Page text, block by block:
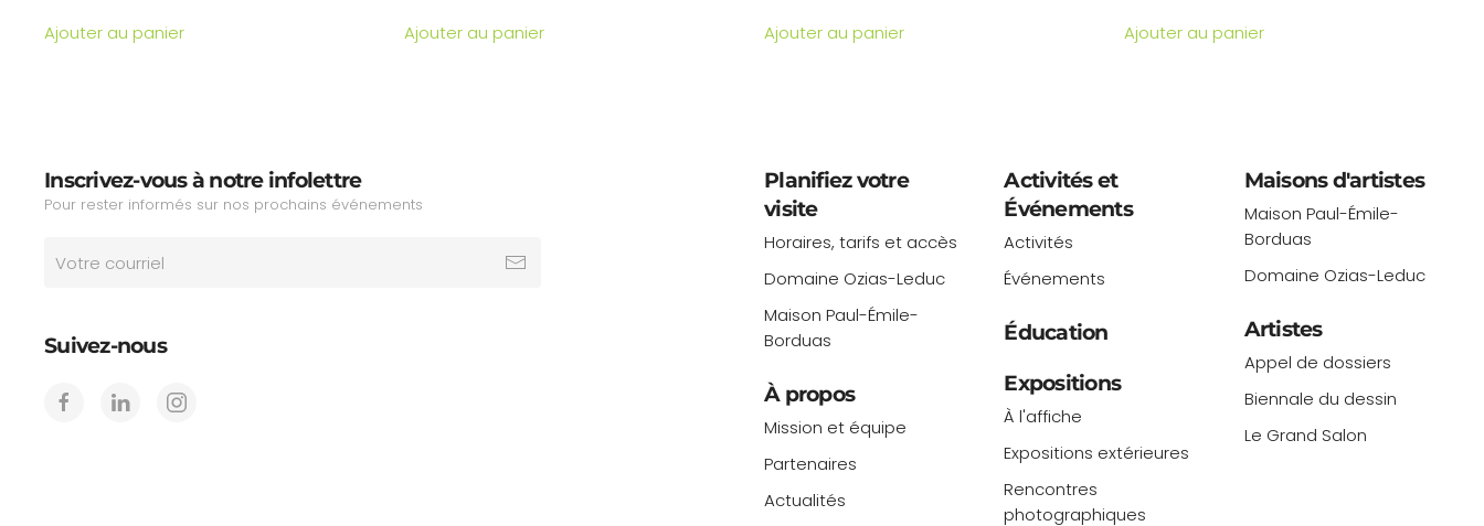
Ajouter au panier Ajouter au panier Ajouter au panier Ajouter au panier
Inscrivez-vous à notre infolettre
Pour rester informés sur nos prochains événements
Suivez-nous
Planifiez votre
visite
Horaires, tarifs et accès
Domaine Ozias-Leduc
Maison Paul-Émile-
Borduas
À propos
Mission et équipe
Partenaires
Actualités
Activités et
Événements
Activités
Événements
Éducation
Expositions
À l'affiche
Expositions extérieures
Rencontres
photographiques
Maisons d'artistes
Maison Paul-Émile-
Borduas
Domaine Ozias-Leduc
Artistes
Appel de dossiers
Biennale du dessin
Le Grand Salon